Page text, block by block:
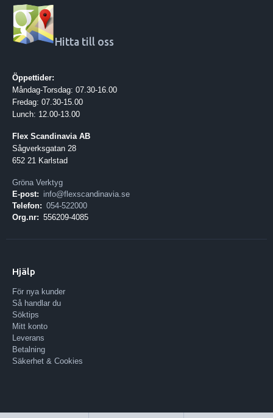
Hitta till oss
Öppettider:
Måndag-Torsdag: 07.30-16.00
Fredag: 07.30-15.00
Lunch: 12.00-13.00
Flex Scandinavia AB
Sågverksgatan 28
652 21 Karlstad
Gröna Verktyg
E-post: info@flexscandinavia.se
Telefon: 054-522000
Org.nr: 556209-4085
Hjälp
För nya kunder
Så handlar du
Söktips
Mitt konto
Leverans
Betalning
Säkerhet & Cookies